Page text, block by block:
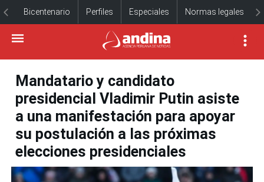
Bicentenario Perfiles Especiales Normas legales
Mandatario y candidato
presidencial Vladimir Putin asiste
a una manifestación para apoyar
su postulación a las próximas
elecciones presidenciales